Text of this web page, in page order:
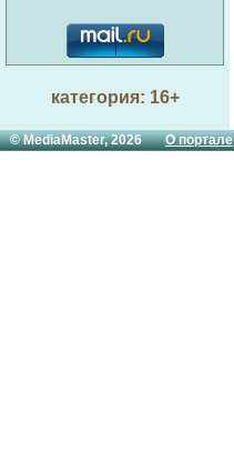
категория: 16+
© MediaMaster, 2026О портале